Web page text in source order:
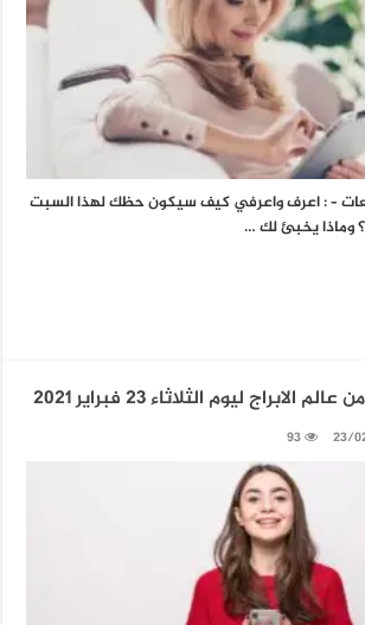
– : اعرف واعرفي كيف سيكون حظك لهذا السبت
ليوم الثلاثاء 23 فبراير 2021
23/
93